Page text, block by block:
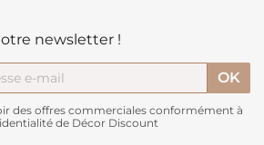
newsletter !
des offres commerciales conformément à
de Décor Discount